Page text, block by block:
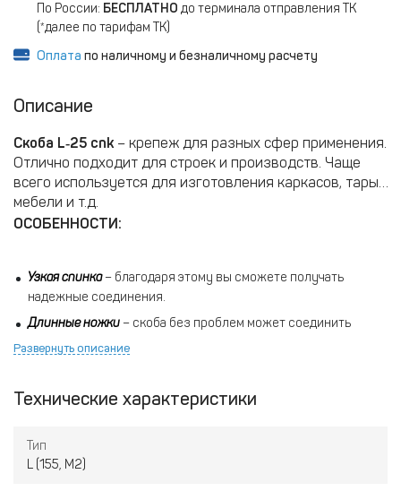
По России: БЕСПЛАТНО до терминала отправления ТК
(*далее по тарифам ТК)
Оплата по наличному и безналичному расчету
Описание
Скоба L‑25 cnk – крепеж для разных сфер применения.
Отлично подходит для строек и производств. Чаще
всего используется для изготовления каркасов, тары,
мебели и т.д.
ОСОБЕННОСТИ:
Узкая спинка– благодаря этому вы сможете получать
надежные соединения.
Длинные ножки – скоба без проблем может соединить
толстые детали.
Высокая прочность
– риск погнуть скобу при забивании
Оцинковка
Развернуть описание
Технические характеристики
Тип
L (155, М2)